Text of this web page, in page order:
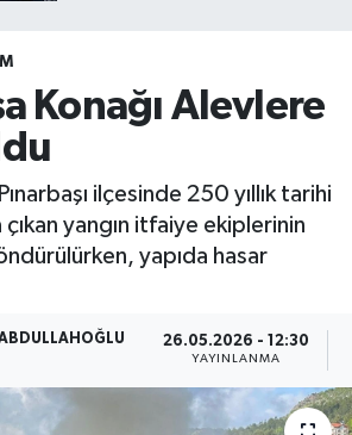
Konağı Alevlere
ilçesinde 250 yıllık tarihi
çıkan yangın itfaiye ekiplerinin
yapıda hasar
26.05.2026 - 12:30
YAYINLANMA